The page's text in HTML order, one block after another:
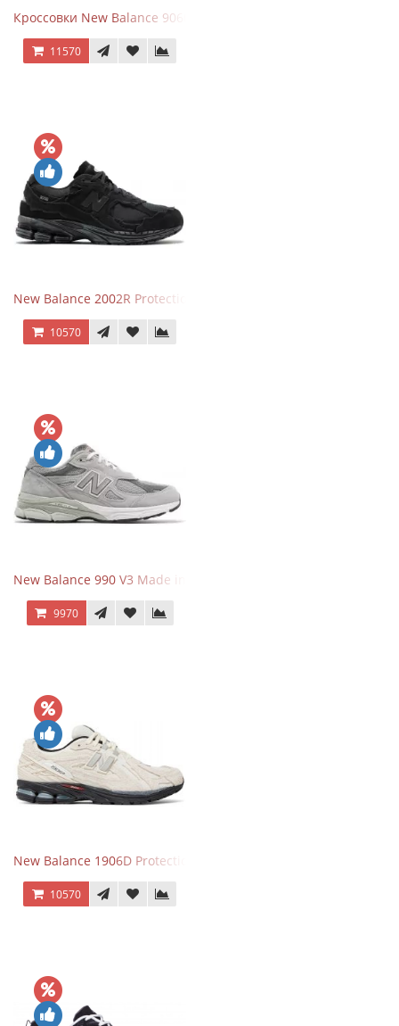
Кроссовки New Balance 9060 Quartz Grey
11570
New Balance 2002R Protection Phantom Black
10570
New Balance 990 V3 Made in USA Grey
9970
New Balance 1906D Protection Pack Turtledove
10570